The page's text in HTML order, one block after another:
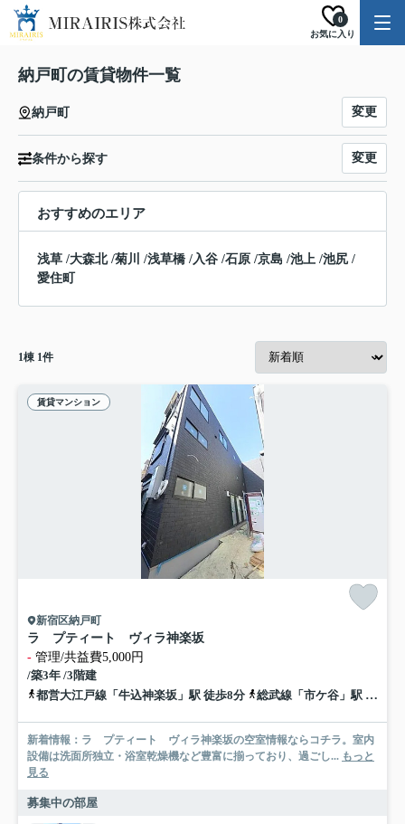
お気に入り
0
納戸町の賃貸物件一覧
納戸町 変更
条件から探す 変更
おすすめのエリア
浅草 /大森北/菊川 /浅草橋 /入谷 /石原 /京島 /池上 /池尻 /
愛住町
1棟 1件
賃貸マンション
新宿区納戸町
ラ プティート ヴィラ神楽坂
- 管理/共益費5,000円
/築3年 /3階建
都営大江戸線「牛込神楽坂」駅 徒歩8分
総武線「市ケ谷」駅 徒歩14分
新着情報：ラ プティート ヴィラ神楽坂の空室情報ならコチラ。室内
設備は洗面所独立・浴室乾燥機など豊富に揃っており、過ごし... もっと
見る
募集中の部屋